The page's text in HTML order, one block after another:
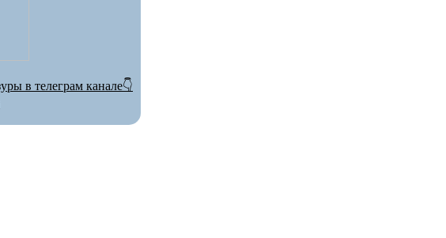
в телеграм канале👇